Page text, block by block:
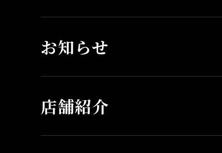
お知らせ
店舗紹介